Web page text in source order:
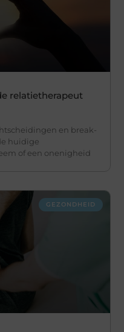
relatietherapeut
en break-
huidige
of een onenigheid
GEZONDHEID